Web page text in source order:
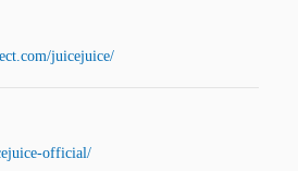
juicejuice/
official/